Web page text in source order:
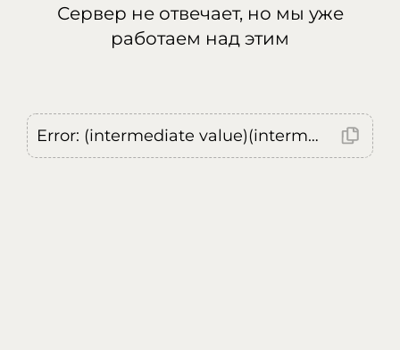
Сервер не отвечает, но мы уже
работаем над этим
Error: (intermediate value)(intermediate value)(intermediate value).replaceAll is not a function